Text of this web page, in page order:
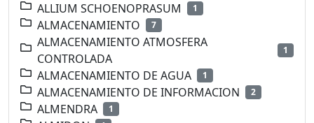
ALLIUM SCHOENOPRASUM 1
ALMACENAMIENTO 7
ALMACENAMIENTO ATMOSFERA
CONTROLADA
1
ALMACENAMIENTO DE AGUA 1
ALMACENAMIENTO DE INFORMACION 2
ALMENDRA 1